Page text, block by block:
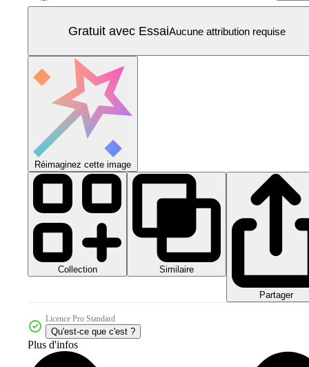
Gratuit avec EssaiAucune attribution requise
Réimaginez cette image
Collection Similaire
Partager
Licence Pro Standard
Qu'est-ce que c'est ?
Plus d'infos